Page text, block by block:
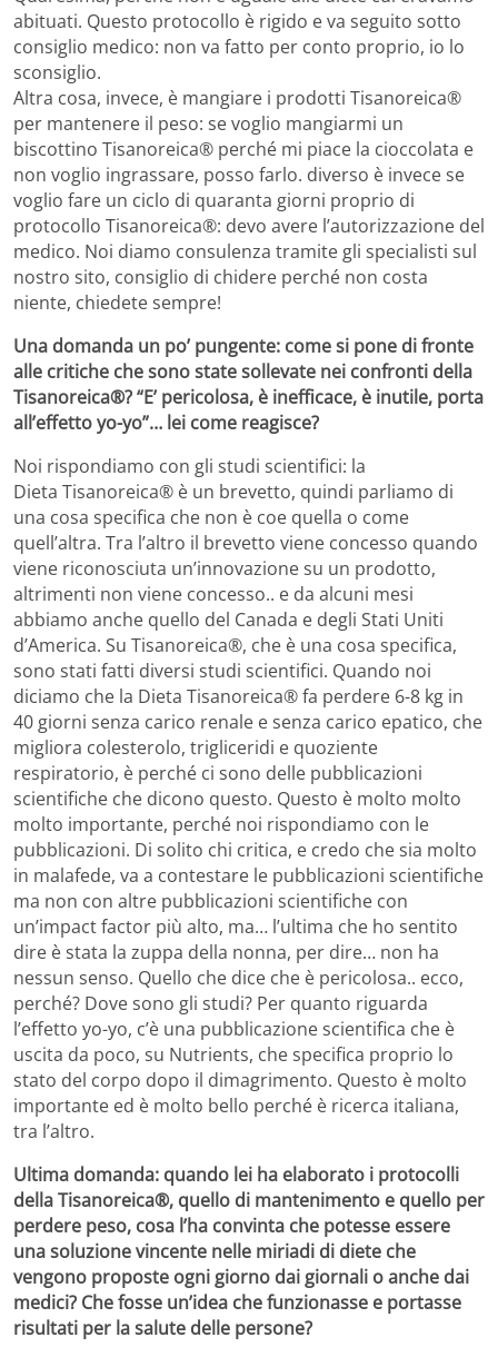
abituati. Questo protocollo è rigido e va seguito sotto
consiglio medico: non va fatto per conto proprio, io lo
sconsiglio.
Altra cosa, invece, è mangiare i prodotti Tisanoreica®
per mantenere il peso: se voglio mangiarmi un
biscottino Tisanoreica® perché mi piace la cioccolata e
non voglio ingrassare, posso farlo. diverso è invece se
voglio fare un ciclo di quaranta giorni proprio di
protocollo Tisanoreica®: devo avere l’autorizzazione del
medico. Noi diamo consulenza tramite gli specialisti sul
nostro sito, consiglio di chidere perché non costa
niente, chiedete sempre!
Una domanda un po’ pungente: come si pone di fronte
alle critiche che sono state sollevate nei confronti della
Tisanoreica®? “E’ pericolosa, è inefficace, è inutile, porta
all’effetto yo-yo”… lei come reagisce?
Noi rispondiamo con gli studi scientifici: la
Dieta Tisanoreica® è un brevetto, quindi parliamo di
una cosa specifica che non è coe quella o come
quell’altra. Tra l’altro il brevetto viene concesso quando
viene riconosciuta un’innovazione su un prodotto,
altrimenti non viene concesso.. e da alcuni mesi
abbiamo anche quello del Canada e degli Stati Uniti
d’America. Su Tisanoreica®, che è una cosa specifica,
sono stati fatti diversi studi scientifici. Quando noi
diciamo che la Dieta Tisanoreica® fa perdere 6-8 kg in
40 giorni senza carico renale e senza carico epatico, che
migliora colesterolo, trigliceridi e quoziente
respiratorio, è perché ci sono delle pubblicazioni
scientifiche che dicono questo. Questo è molto molto
molto importante, perché noi rispondiamo con le
pubblicazioni. Di solito chi critica, e credo che sia molto
in malafede, va a contestare le pubblicazioni scientifiche
ma non con altre pubblicazioni scientifiche con
un’impact factor più alto, ma… l’ultima che ho sentito
dire è stata la zuppa della nonna, per dire… non ha
nessun senso. Quello che dice che è pericolosa.. ecco,
perché? Dove sono gli studi? Per quanto riguarda
l’effetto yo-yo, c’è una pubblicazione scientifica che è
uscita da poco, su Nutrients, che specifica proprio lo
stato del corpo dopo il dimagrimento. Questo è molto
importante ed è molto bello perché è ricerca italiana,
tra l’altro.
Ultima domanda: quando lei ha elaborato i protocolli
della Tisanoreica®, quello di mantenimento e quello per
perdere peso, cosa l’ha convinta che potesse essere
una soluzione vincente nelle miriadi di diete che
vengono proposte ogni giorno dai giornali o anche dai
medici? Che fosse un’idea che funzionasse e portasse
risultati per la salute delle persone?